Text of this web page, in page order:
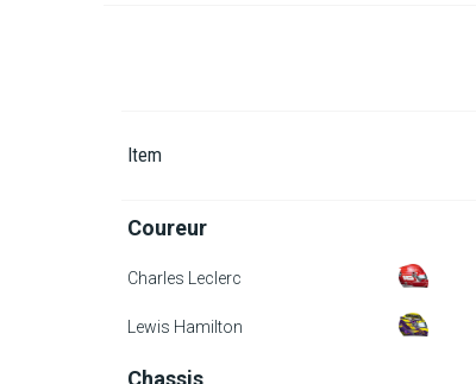
Item
Coureur
Charles Leclerc
Lewis Hamilton
Chassis